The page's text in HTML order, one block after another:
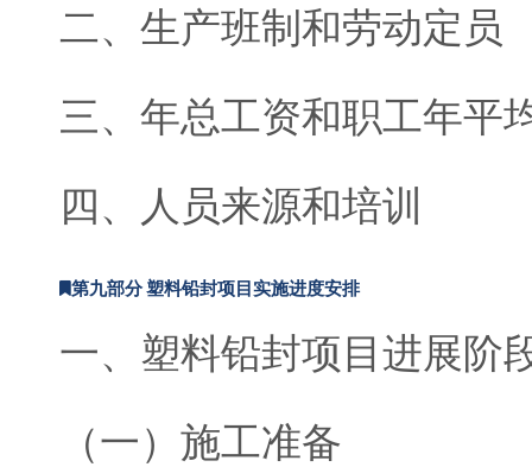
二、生产班制和劳动定员
三、年总工资和职工年平
四、人员来源和培训
第九部分 塑料铅封项目实施进度安排
一、塑料铅封项目进展阶
（一）施工准备